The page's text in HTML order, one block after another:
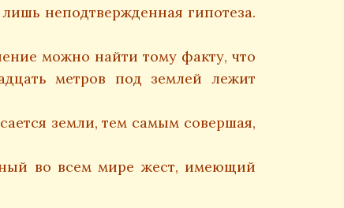
неподтвержденная гипотеза.
можно найти тому факту, что
метров под землей лежит
земли, тем самым совершая,
во всем мире жест, имеющий